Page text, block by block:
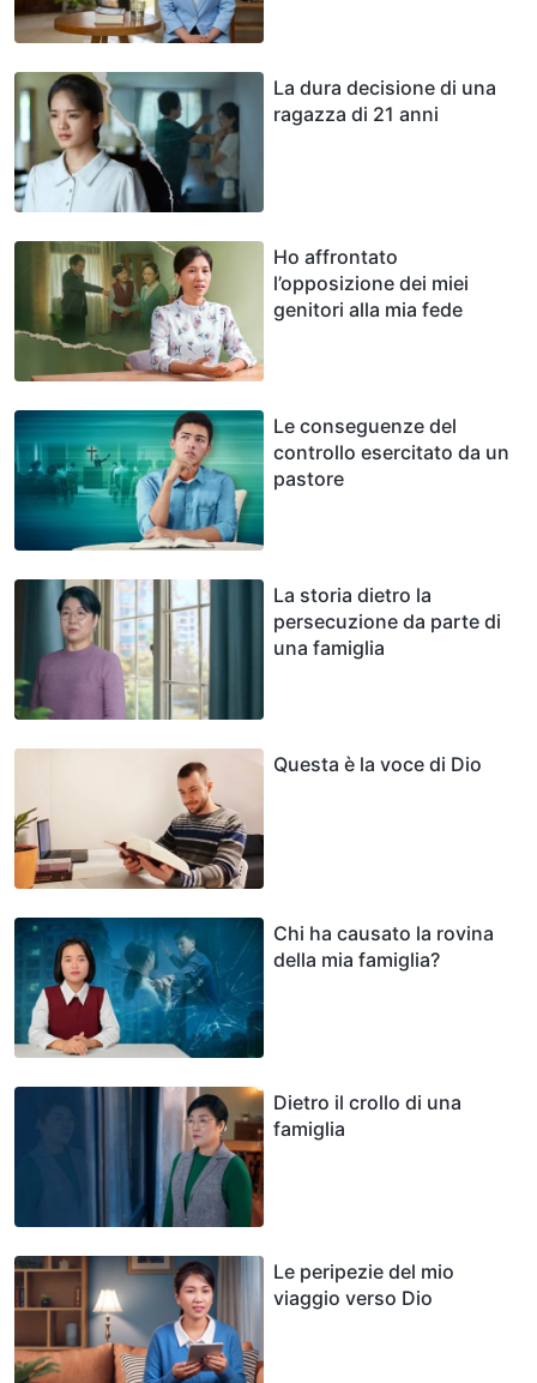
La dura decisione di una
ragazza di 21 anni
Ho affrontato
l’opposizione dei miei
genitori alla mia fede
Le conseguenze del
controllo esercitato da un
pastore
La storia dietro la
persecuzione da parte di
una famiglia
Questa è la voce di Dio
Chi ha causato la rovina
della mia famiglia?
Dietro il crollo di una
famiglia
Le peripezie del mio
viaggio verso Dio